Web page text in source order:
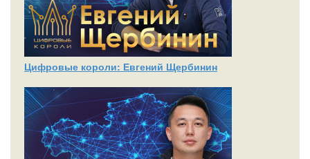
Цифровые короли: Евгений Щербинин